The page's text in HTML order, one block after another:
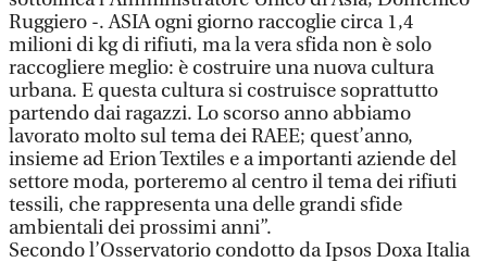
Ruggiero -. ASIA ogni giorno raccoglie circa 1,4
milioni di kg di rifiuti, ma la vera sfida non è solo
raccogliere meglio: è costruire una nuova cultura
urbana. E questa cultura si costruisce soprattutto
partendo dai ragazzi. Lo scorso anno abbiamo
lavorato molto sul tema dei RAEE; quest’anno,
insieme ad Erion Textiles e a importanti aziende del
settore moda, porteremo al centro il tema dei rifiuti
tessili, che rappresenta una delle grandi sfide
ambientali dei prossimi anni”.
Secondo l’Osservatorio condotto da Ipsos Doxa Italia